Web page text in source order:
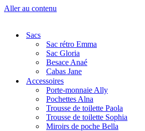
Aller au contenu
Sacs
Sac rétro Emma
Sac Gloria
Besace Anaé
Cabas Jane
Accessoires
Porte-monnaie Ally
Pochettes Alna
Trousse de toilette Paola
Trousse de toilette Sophia
Miroirs de poche Bella